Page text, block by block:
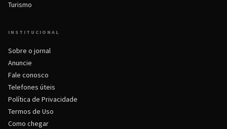
Turismo
INSTITUCIONAL
Sobre o jornal
Anuncie
Fale conosco
Telefones úteis
Política de Privacidade
Termos de Uso
Como chegar